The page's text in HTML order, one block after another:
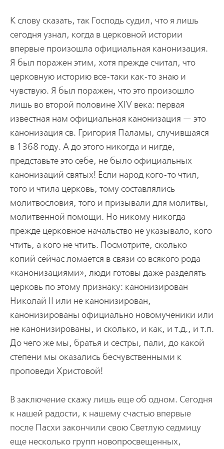
К слову сказать, так Господь судил, что я лишь
сегодня узнал, когда в церковной истории
впервые произошла официальная канонизация.
Я был поражен этим, хотя прежде считал, что
церковную историю все-таки как-то знаю и
чувствую. Я был поражен, что это произошло
лишь во второй половине XIV века: первая
известная нам официальная канонизация — это
канонизация св. Григория Паламы, случившаяся
в 1368 году. А до этого никогда и нигде,
представьте это себе, не было официальных
канонизаций святых! Если народ кого-то чтил,
того и чтила церковь, тому составлялись
молитвословия, того и призывали для молитвы,
молитвенной помощи. Но никому никогда
прежде церковное начальство не указывало, кого
чтить, а кого не чтить. Посмотрите, сколько
копий сейчас ломается в связи со всякого рода
«канонизациями», люди готовы даже разделять
церковь по этому признаку: канонизирован
Николай II или не канонизирован,
канонизированы официально новомученики или
не канонизированы, и сколько, и как, и т.д., и т.п.
До чего же мы, братья и сестры, пали, до какой
степени мы оказались бесчувственными к
проповеди Христовой!
В заключение скажу лишь еще об одном. Сегодня
к нашей радости, к нашему счастью впервые
после Пасхи закончили свою Светлую седмицу
еще несколько групп новопросвещенных,